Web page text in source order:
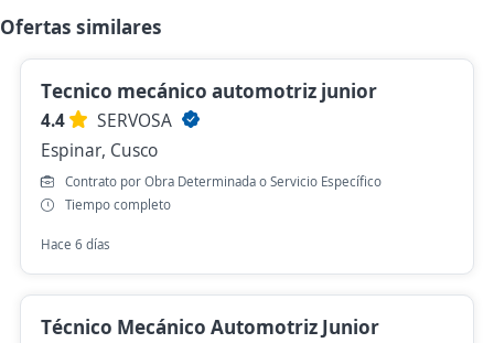
Ofertas similares
Tecnico mecánico automotriz junior
4.4
SERVOSA
Espinar, Cusco
Contrato por Obra Determinada o Servicio Específico
Tiempo completo
Hace 6 días
Técnico Mecánico Automotriz Junior